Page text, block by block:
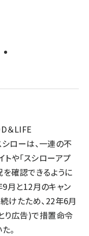
＆LIFE
ローは、一連の不
や「スシローアプ
を確認できるように
月と12月のキャン
けたため、22年6月
り広告)で措置命令
。